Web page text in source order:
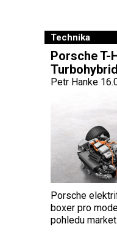
Technika
Porsche T-
Turbohybrid
Petr Hanke
Porsche
boxer pro
pohledu